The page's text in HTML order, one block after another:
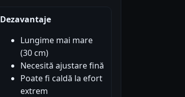
Dezavantaje
Lungime mai mare
(30 cm)
Necesită ajustare fină
Poate fi caldă la efort
extrem